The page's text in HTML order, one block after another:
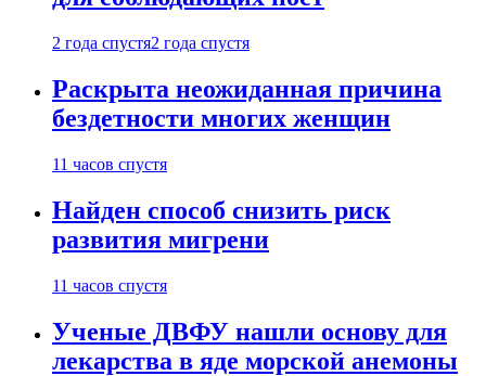
2 года спустя2 года спустя
Раскрыта неожиданная причина
бездетности многих женщин
11 часов спустя
Найден способ снизить риск
развития мигрени
11 часов спустя
Ученые ДВФУ нашли основу для
лекарства в яде морской анемоны